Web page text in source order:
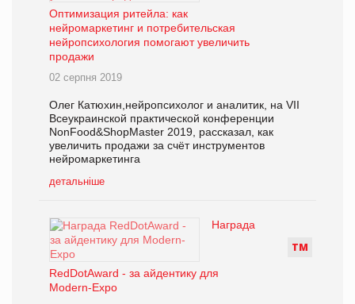
Оптимизация ритейла: как
нейромаркетинг и потребительская
нейропсихология помогают увеличить
продажи
02 серпня 2019
Олег Катюхин,нейропсихолог и аналитик, на VII
Всеукраинской практической конференции
NonFood&ShopMaster 2019, рассказал, как
увеличить продажи за счёт инструментов
нейромаркетинга
детальніше
ТМ
Награда
RedDotAward - за айдентику для
Modern-Eхро